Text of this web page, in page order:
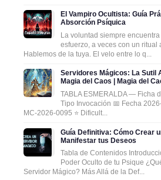
El Vampiro Ocultista: Guía
Absorción Psíquica
La voluntad siempre
esfuerzo, a veces con un ritual
Hablemos de la tuya. El velo entre lo q...
Servidores Mágicos: La Sutil
Magia del Caos | Magia del
TABLA ESMERALDA — Ficha
Tipo Invocación 📅 Fecha
MC-2026-0095 ⭐ Dificult...
Guía Definitiva: Cómo Crear
Manifestar tus Deseos
Tabla de Contenidos
Poder Oculto de tu Psique
Servidor Mágico? Más Allá de la Def...